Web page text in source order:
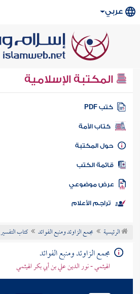
عربي
المكتبة الإسلامية
كتب PDF
كتاب الأمة
المكتبة
الكتب
موضوعي
تراجم الأعلام
الرئيسية مجمع الزاوئد ومنبع الفوائد كتاب التفسير
مجمع الزاوئد ومنبع الفوائد
الهيثمي - نور الدين علي بن أبي بكر الهيثمي